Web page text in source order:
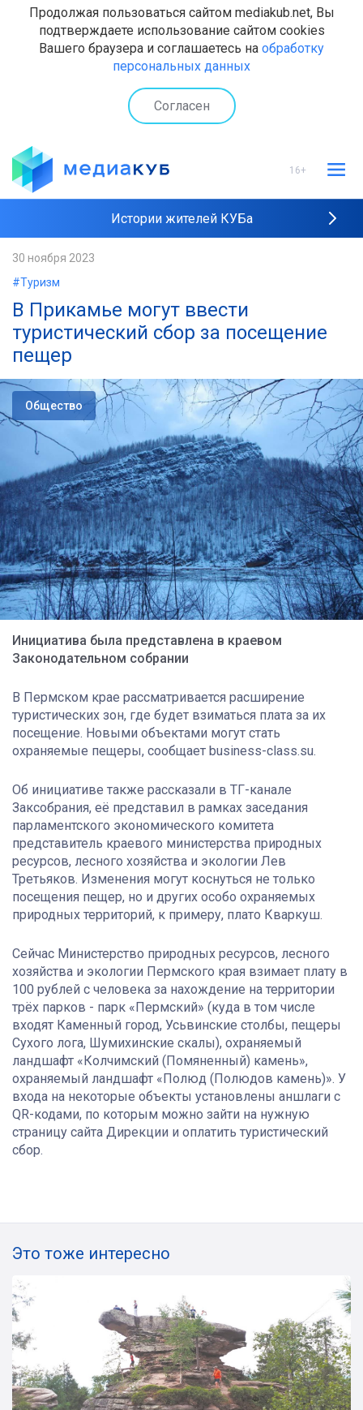
Продолжая пользоваться сайтом mediakub.net, Вы
подтверждаете использование сайтом cookies
Вашего браузера и соглашаетесь на обработку
персональных данных
Согласен
16+
Истории жителей КУБа
30 ноября 2023
#Туризм
В Прикамье могут ввести
туристический сбор за посещение
пещер
Общество
Инициатива была представлена в краевом
Законодательном собрании
В Пермском крае рассматривается расширение
туристических зон, где будет взиматься плата за их
посещение. Новыми объектами могут стать
охраняемые пещеры, сообщает business-class.su.
Об инициативе также рассказали в ТГ-канале
Заксобрания, её представил в рамках заседания
парламентского экономического комитета
представитель краевого министерства природных
ресурсов, лесного хозяйства и экологии Лев
Третьяков. Изменения могут коснуться не только
посещения пещер, но и других особо охраняемых
природных территорий, к примеру, плато Кваркуш.
Сейчас Министерство природных ресурсов, лесного
хозяйства и экологии Пермского края взимает плату в
100 рублей с человека за нахождение на территории
трёх парков - парк «Пермский» (куда в том числе
входят Каменный город, Усьвинские столбы, пещеры
Сухого лога, Шумихинские скалы), охраняемый
ландшафт «Колчимский (Помяненный) камень»,
охраняемый ландшафт «Полюд (Полюдов камень)». У
входа на некоторые объекты установлены аншлаги с
QR-кодами, по которым можно зайти на нужную
страницу сайта Дирекции и оплатить туристический
сбор.
Это тоже интересно